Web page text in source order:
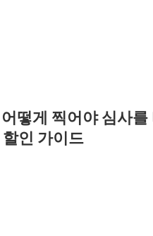
떻게 찍어야 심사를
인 가이드